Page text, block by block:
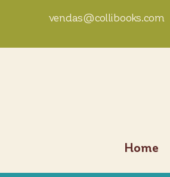
vendas@collibooks.com
Home